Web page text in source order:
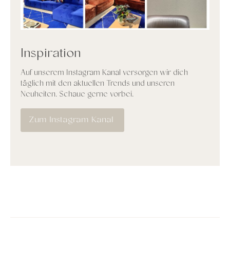
Inspiration
Auf unserem Instagram Kanal versorgen wir dich
täglich mit den aktuellen Trends und unseren
Neuheiten. Schaue gerne vorbei.
Zum Instagram Kanal